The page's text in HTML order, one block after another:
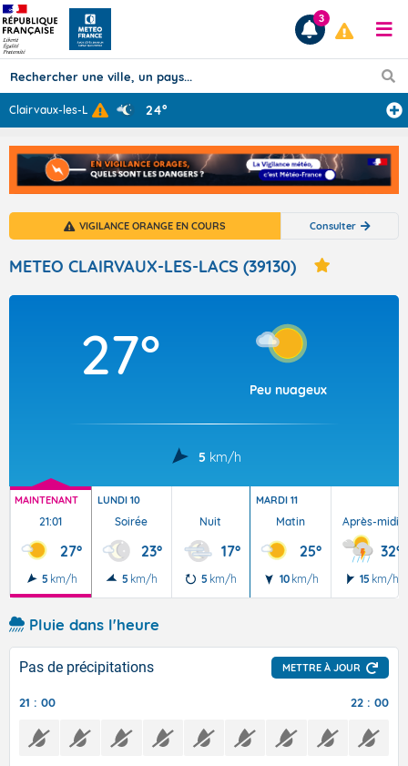
Prévisions
TOUS LES RÉSULTATS
Articles
3
Clairvaux-les-L ... 24°
VIGILANCE ORANGE EN COURS Consulter
METEO CLAIRVAUX-LES-LACS (39130)
27°
Peu nuageux
5 km/h
MAINTENANT
21:01
27°
5 km/h
LUNDI 10
Soirée
23°
5 km/h
Nuit
17°
5 km/h
MARDI 11
Matin
25°
10 km/h
Après-midi
32°
15 km/h
Pluie dans l'heure
Pas de précipitations METTRE À JOUR
21 : 00 22 : 00